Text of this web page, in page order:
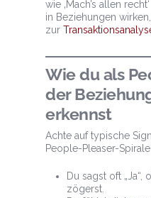
wie ‚Mach’s allen
in Beziehungen
zur
Wie du als
der
erkennst
Achte auf typische
People-Pleaser-
Du sagst oft
zögerst.